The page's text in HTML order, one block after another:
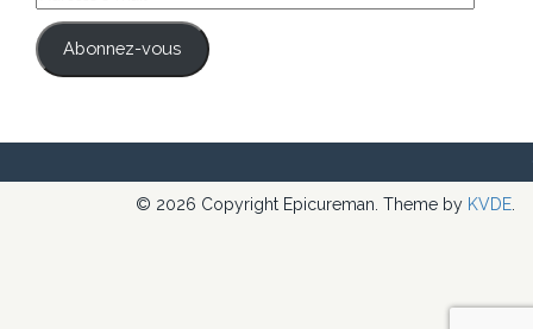
e-
mail
Abonnez-vous
© 2026 Copyright Epicureman. Theme by KVDE.